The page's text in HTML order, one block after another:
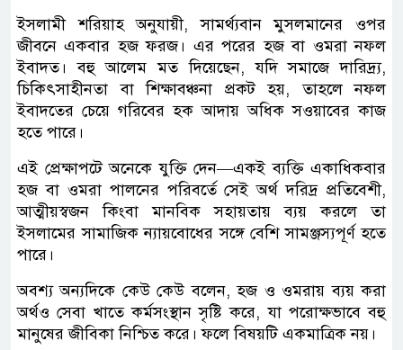
ইসলামী শরিয়াহ অনুযায়ী, সামর্থ্যবান মুসলমানের ওপর
জীবনে একবার হজ ফরজ। এর পরের হজ বা ওমরা নফল
ইবাদত। বহু আলেম মত দিয়েছেন, যদি সমাজে দারিদ্র্য,
চিকিৎসাহীনতা বা শিক্ষাবঞ্চনা প্রকট হয়, তাহলে নফল
ইবাদতের চেয়ে গরিবের হক আদায় অধিক সওয়াবের কাজ
হতে পারে।
এই প্রেক্ষাপটে অনেকে যুক্তি দেন—একই ব্যক্তি একাধিকবার
হজ বা ওমরা পালনের পরিবর্তে সেই অর্থ দরিদ্র প্রতিবেশী,
আত্মীয়স্বজন কিংবা মানবিক সহায়তায় ব্যয় করলে তা
ইসলামের সামাজিক ন্যায়বোধের সঙ্গে বেশি সামঞ্জস্যপূর্ণ হতে
পারে।
অবশ্য অন্যদিকে কেউ কেউ বলেন, হজ ও ওমরায় ব্যয় করা
অর্থও সেবা খাতে কর্মসংস্থান সৃষ্টি করে, যা পরোক্ষভাবে বহু
মানুষের জীবিকা নিশ্চিত করে। ফলে বিষয়টি একমাত্রিক নয়।